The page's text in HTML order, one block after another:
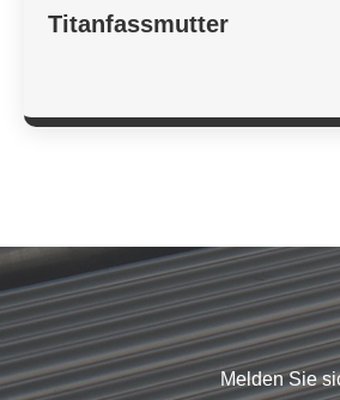
Titanfassmutter
Melden Sie